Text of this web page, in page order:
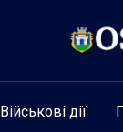
Військові дії